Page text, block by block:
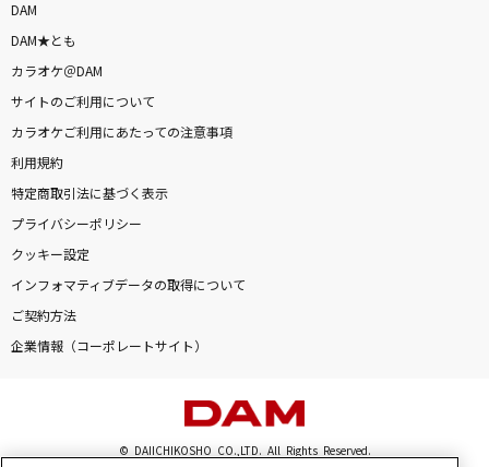
DAM
DAM★とも
カラオケ＠DAM
サイトのご利用について
カラオケご利用にあたっての注意事項
利用規約
特定商取引法に基づく表示
プライバシーポリシー
クッキー設定
インフォマティブデータの取得について
ご契約方法
企業情報（コーポレートサイト）
© DAIICHIKOSHO CO.,LTD. All Rights Reserved.